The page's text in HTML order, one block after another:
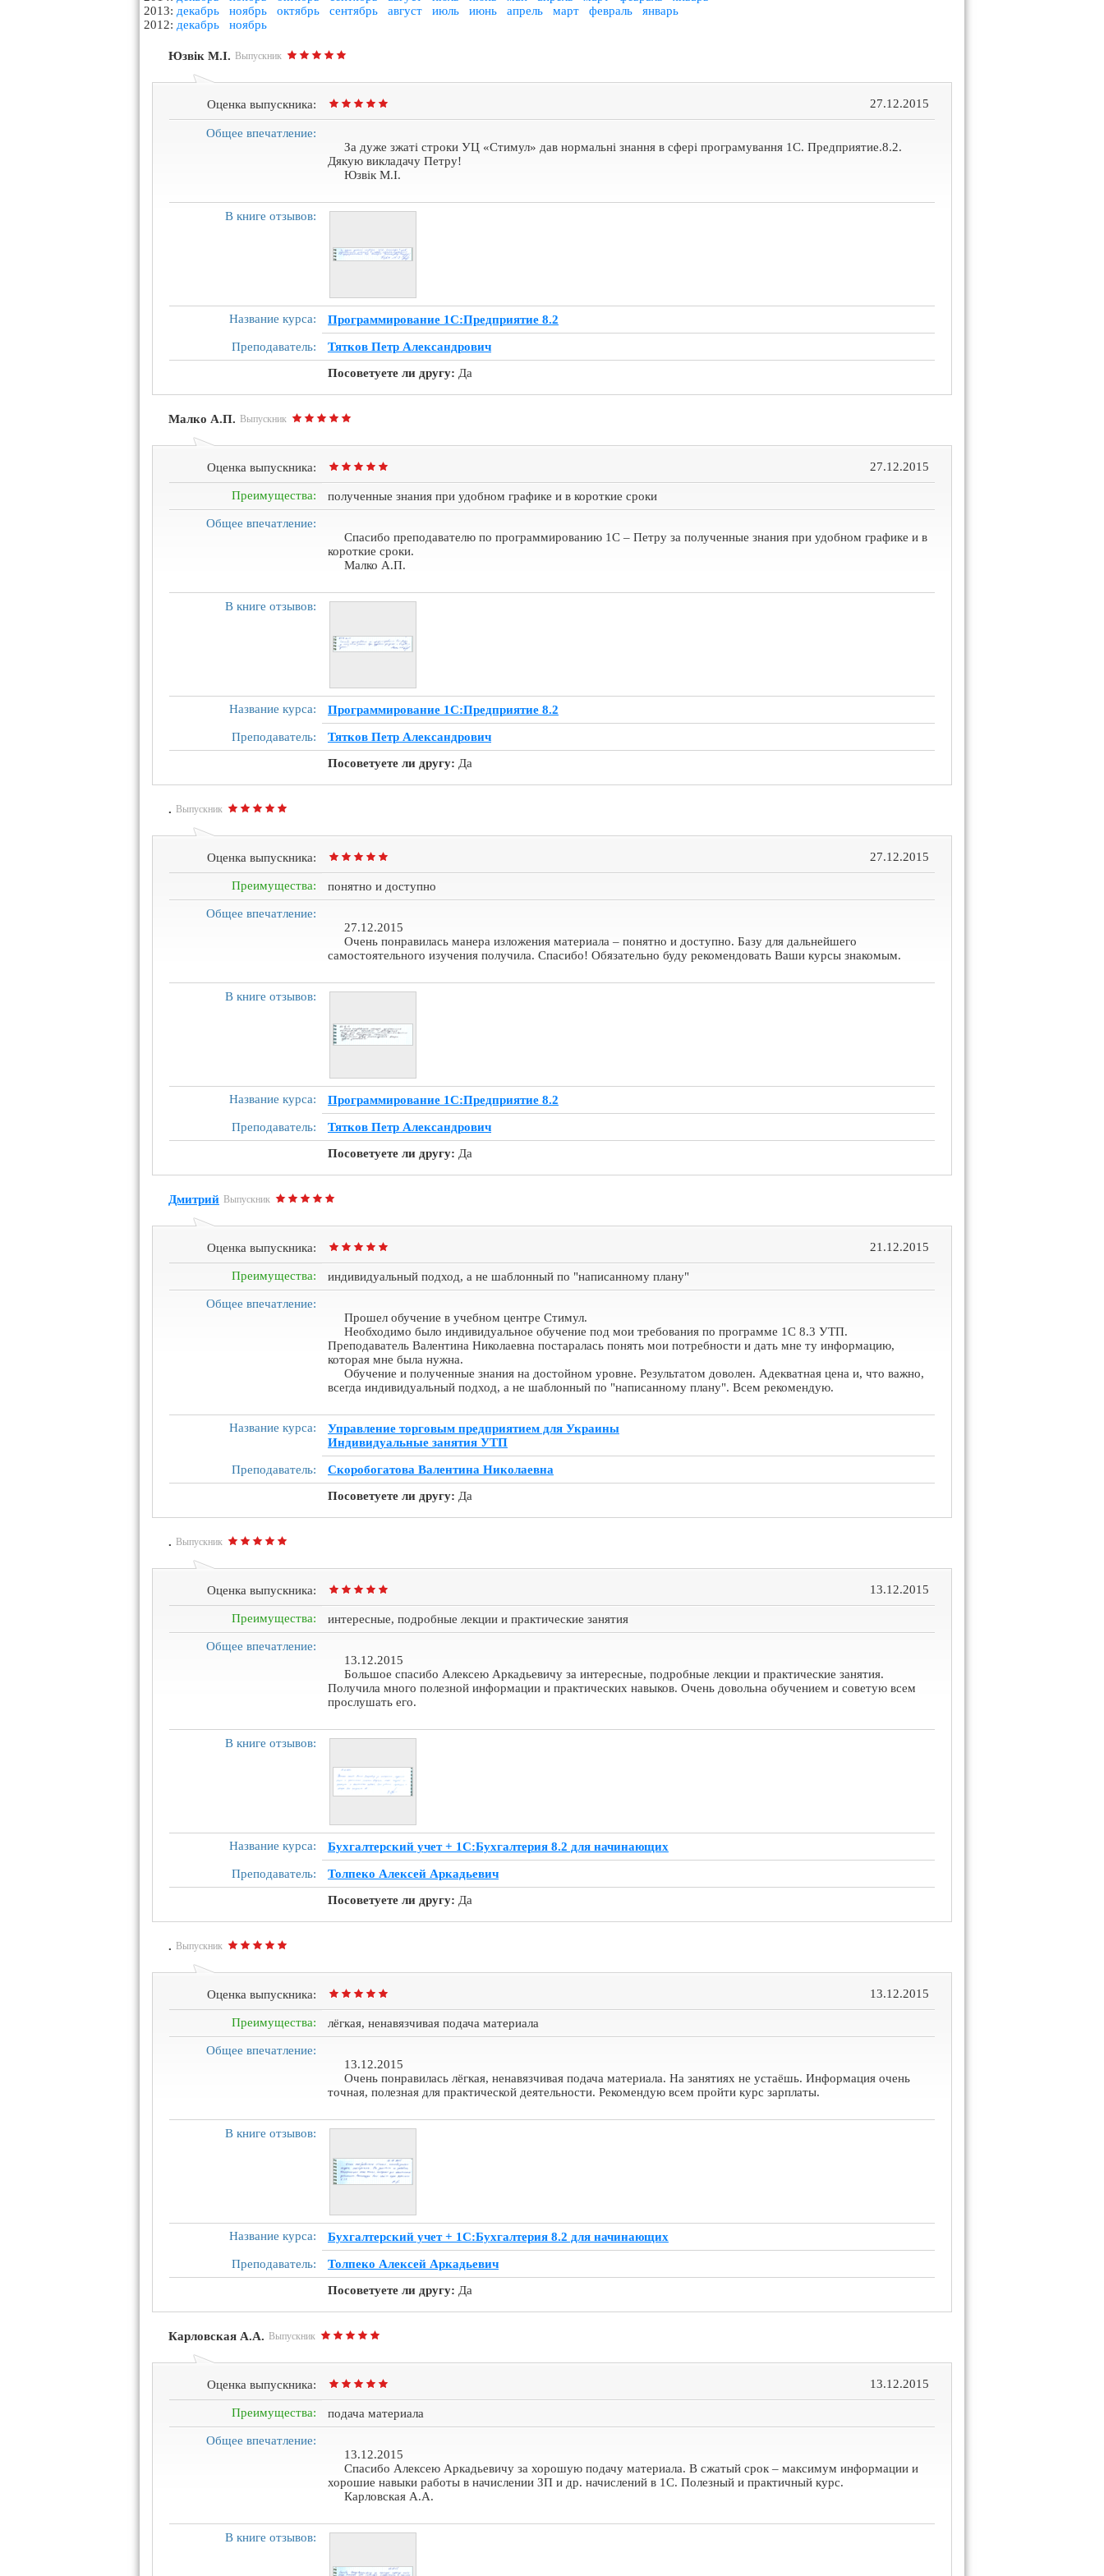
2013: декабрь ноябрь октябрь сентябрь август июль июнь апрель март февраль
январь
2012: декабрь ноябрь
Юзвік М.І. Выпускник
Оценка выпускника: 27.12.2015
Общее впечатление:
За дуже зжаті строки УЦ «Стимул» дав нормальні знання в сфері програмування 1С. Предприятие.8.2.
Дякую викладачу Петру!
Юзвік М.І.
В книге отзывов:
Название курса: Программирование 1С:Предприятие 8.2
Преподаватель:
Тятков Петр Александрович
Посоветуете ли другу: Да
Малко А.П. Выпускник
Оценка выпускника: 27.12.2015
Преимущества: полученные знания при удобном графике и в короткие сроки
Общее впечатление:
Спасибо преподавателю по программированию 1С – Петру за полученные знания при удобном графике и в
короткие сроки.
Малко А.П.
В книге отзывов:
Название курса: Программирование 1С:Предприятие 8.2
Преподаватель:
Тятков Петр Александрович
Посоветуете ли другу: Да
. Выпускник
Оценка выпускника: 27.12.2015
Преимущества: понятно и доступно
Общее впечатление:
27.12.2015
Очень понравилась манера изложения материала – понятно и доступно. Базу для дальнейшего
самостоятельного изучения получила. Спасибо! Обязательно буду рекомендовать Ваши курсы знакомым.
В книге отзывов:
Название курса: Программирование 1С:Предприятие 8.2
Преподаватель:
Тятков Петр Александрович
Посоветуете ли другу: Да
Дмитрий Выпускник
Оценка выпускника: 21.12.2015
Преимущества: индивидуальный подход, а не шаблонный по "написанному плану"
Общее впечатление:
Прошел обучение в учебном центре Стимул.
Необходимо было индивидуальное обучение под мои требования по программе 1С 8.3 УТП.
Преподаватель Валентина Николаевна постаралась понять мои потребности и дать мне ту информацию,
которая мне была нужна.
Обучение и полученные знания на достойном уровне. Результатом доволен. Адекватная цена и, что важно,
всегда индивидуальный подход, а не шаблонный по "написанному плану". Всем рекомендую.
Название курса:
Управление торговым предприятием для Украины
Индивидуальные занятия УТП
Преподаватель:
Скоробогатова Валентина Николаевна
Посоветуете ли другу: Да
. Выпускник
Оценка выпускника: 13.12.2015
Преимущества: интересные, подробные лекции и практические занятия
Общее впечатление:
13.12.2015
Большое спасибо Алексею Аркадьевичу за интересные, подробные лекции и практические занятия.
Получила много полезной информации и практических навыков. Очень довольна обучением и советую всем
прослушать его.
В книге отзывов:
Название курса: Бухгалтерский учет + 1С:Бухгалтерия 8.2 для начинающих
Преподаватель:
Толпеко Алексей Аркадьевич
Посоветуете ли другу: Да
. Выпускник
Оценка выпускника: 13.12.2015
Преимущества: лёгкая, ненавязчивая подача материала
Общее впечатление:
13.12.2015
Очень понравилась лёгкая, ненавязчивая подача материала. На занятиях не устаёшь. Информация очень
точная, полезная для практической деятельности. Рекомендую всем пройти курс зарплаты.
В книге отзывов:
Название курса: Бухгалтерский учет + 1С:Бухгалтерия 8.2 для начинающих
Преподаватель:
Толпеко Алексей Аркадьевич
Посоветуете ли другу: Да
Карловская А.А. Выпускник
Оценка выпускника: 13.12.2015
Преимущества: подача материала
Общее впечатление:
13.12.2015
Спасибо Алексею Аркадьевичу за хорошую подачу материала. В сжатый срок – максимум информации и
хорошие навыки работы в начислении ЗП и др. начислений в 1С. Полезный и практичный курс.
Карловская А.А.
В книге отзывов: